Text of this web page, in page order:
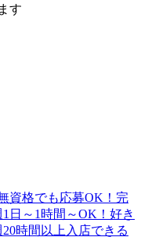
す
資格でも応募OK！完
日～1時間～OK！好き
時間以上入店できる